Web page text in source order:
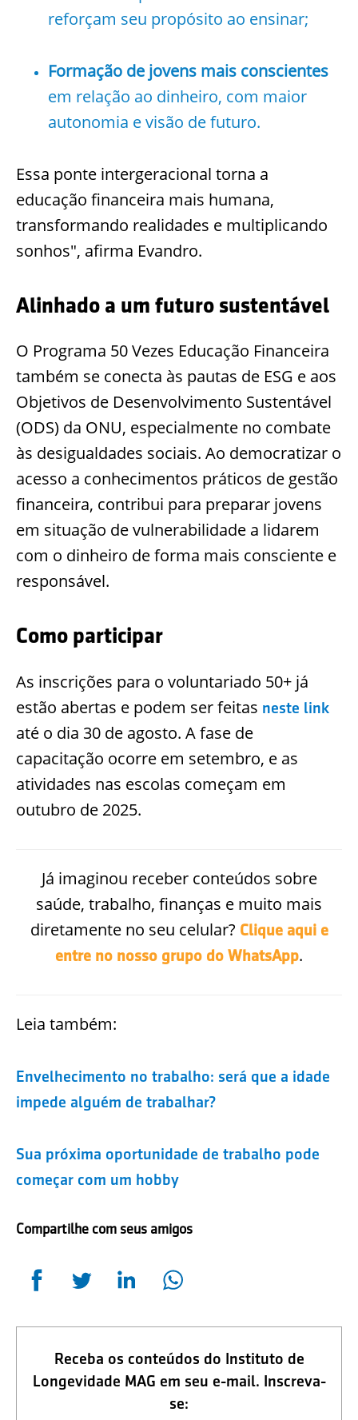
reforçam seu propósito ao ensinar;
Formação de jovens mais conscientes
em relação ao dinheiro, com maior
autonomia e visão de futuro.
Essa ponte intergeracional torna a
educação financeira mais humana,
transformando realidades e multiplicando
sonhos", afirma Evandro.
Alinhado a um futuro sustentável
O Programa 50 Vezes Educação Financeira
também se conecta às pautas de ESG e aos
Objetivos de Desenvolvimento Sustentável
(ODS) da ONU, especialmente no combate
às desigualdades sociais. Ao democratizar o
acesso a conhecimentos práticos de gestão
financeira, contribui para preparar jovens
em situação de vulnerabilidade a lidarem
com o dinheiro de forma mais consciente e
responsável.
Como participar
As inscrições para o voluntariado 50+ já
estão abertas e podem ser feitas neste link
até o dia 30 de agosto. A fase de
capacitação ocorre em setembro, e as
atividades nas escolas começam em
outubro de 2025.
Já imaginou receber conteúdos sobre
saúde, trabalho, finanças e muito mais
diretamente no seu celular? Clique aqui e
entre no nosso grupo do WhatsApp.
Leia também:
Envelhecimento no trabalho: será que a idade
impede alguém de trabalhar?
Sua próxima oportunidade de trabalho pode
começar com um hobby
Compartilhe com seus amigos
Receba os conteúdos do Instituto de
Longevidade MAG em seu e-mail. Inscreva-
se: